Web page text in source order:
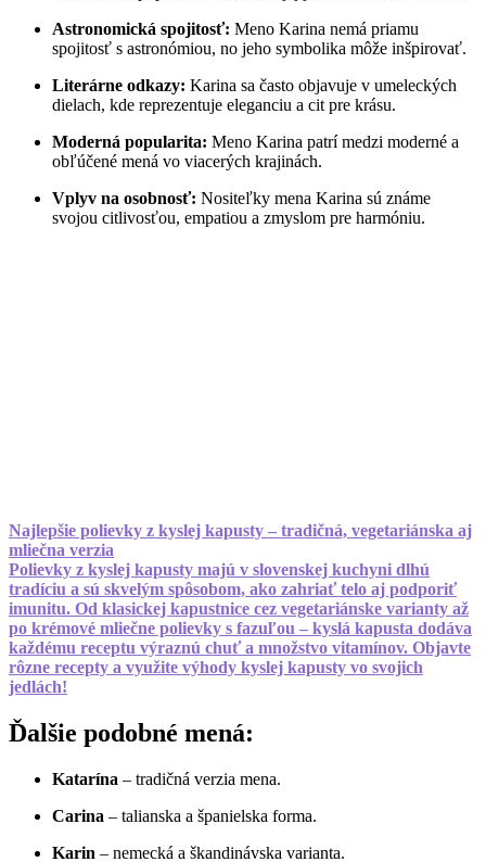
Astronomická spojitosť: Meno Karina nemá priamu
spojitosť s astronómiou, no jeho symbolika môže inšpirovať.
Literárne odkazy: Karina sa často objavuje v umeleckých
dielach, kde reprezentuje eleganciu a cit pre krásu.
Moderná popularita: Meno Karina patrí medzi moderné a
obľúčené mená vo viacerých krajinách.
Vplyv na osobnosť: Nositeľky mena Karina sú známe
svojou citlivosťou, empatiou a zmyslom pre harmóniu.
Najlepšie polievky z kyslej kapusty – tradičná, vegetariánska aj
mliečna verzia
Polievky z kyslej kapusty majú v slovenskej kuchyni dlhú
tradíciu a sú skvelým spôsobom, ako zahriať telo aj podporiť
imunitu. Od klasickej kapustnice cez vegetariánske varianty až
po krémové mliečne polievky s fazuľou – kyslá kapusta dodáva
každému receptu výraznú chuť a množstvo vitamínov. Objavte
rôzne recepty a využite výhody kyslej kapusty vo svojich
jedlách!
Ďalšie podobné mená:
Katarína – tradičná verzia mena.
Carina – talianska a španielska forma.
Karin – nemecká a škandinávska varianta.